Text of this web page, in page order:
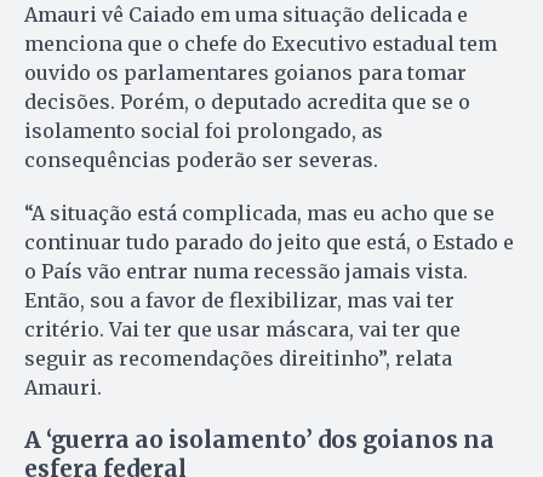
Amauri vê Caiado em uma situação delicada e
menciona que o chefe do Executivo estadual tem
ouvido os parlamentares goianos para tomar
decisões. Porém, o deputado acredita que se o
isolamento social foi prolongado, as
consequências poderão ser severas.
“A situação está complicada, mas eu acho que se
continuar tudo parado do jeito que está, o Estado e
o País vão entrar numa recessão jamais vista.
Então, sou a favor de flexibilizar, mas vai ter
critério. Vai ter que usar máscara, vai ter que
seguir as recomendações direitinho”, relata
Amauri.
A ‘guerra ao isolamento’ dos goianos na
esfera federal